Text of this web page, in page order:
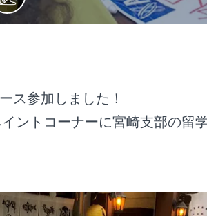
ス参加しました！
ントコーナーに宮崎支部の留